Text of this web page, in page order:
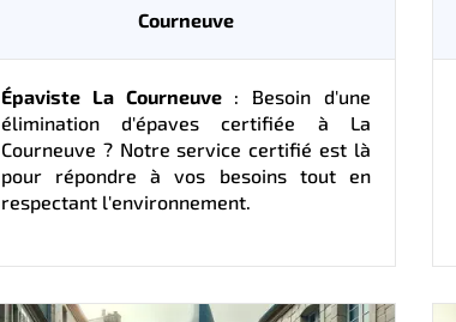
Courneuve
Épaviste La Courneuve: Besoin d'une
élimination d'épaves certifiée à La
Courneuve ? Notre service certifié est là
pour répondre à vos besoins tout en
respectant l'environnement.